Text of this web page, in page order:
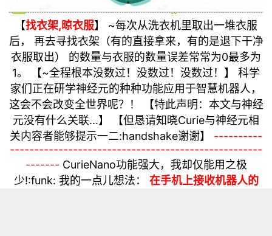
【找衣架,晾衣服】 ~每次从洗衣机里取出一堆衣服
后，
再去寻找衣架（有的直接拿来，有的是退下干净
衣服取出）
的数量与衣服的数量误差常常为0最多为
1。
【~全程根本没数过！ 没数过！ 没数过！ 】 科学
家们正在研学神经元的种种功能应用于智慧机器人，
这会不会改变全世界呢？！
【特此声明：本文与神经
元没有什么关联...】
【但恳请知晓Curie与神经元相
关内容者能够提示一二:handshake谢谢】
----------
----------------------------------------------------
------- CurieNano功能强大，我却仅能用之极
少!:funk: 我的一点儿想法：
在手机上接收机器人的